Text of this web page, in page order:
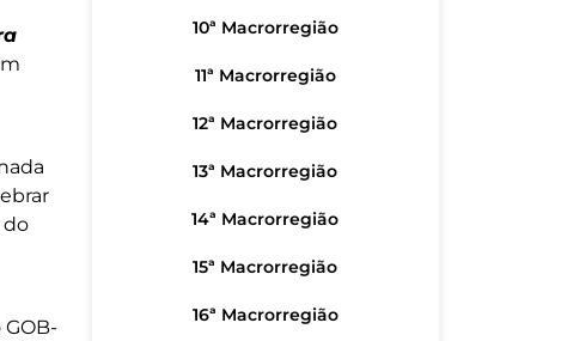
do
10ª Macrorregião
11ª Macrorregião
12ª Macrorregião
13ª Macrorregião
14ª Macrorregião
15ª Macrorregião
16ª Macrorregião